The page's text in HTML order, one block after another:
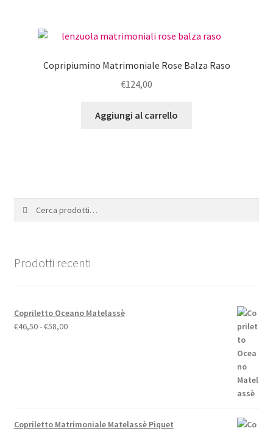
Copripiumino Matrimoniale Rose Balza Raso
€124,00
Aggiungi al carrello
Prodotti recenti
Copriletto Oceano Matelassè
€46,50-€58,00Fascia
Copriletto Matrimoniale Matelassè Piquet